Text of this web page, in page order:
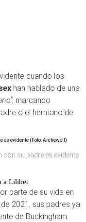
cuando los
han hablado de una
, marcando
o el hermano de
con su padre es evidente
a Lilibet
parte de su vida en
2021, sus padres ya
de Buckingham.